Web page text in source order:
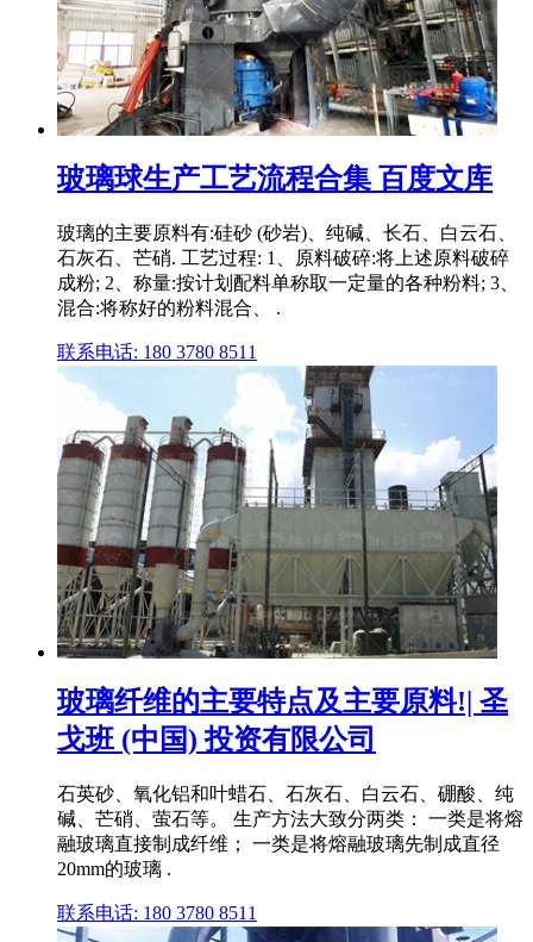
玻璃球生产工艺流程合集 百度文库
玻璃的主要原料有:硅砂 (砂岩)、纯碱、长石、白云石、
石灰石、芒硝. 工艺过程: 1、原料破碎:将上述原料破碎
成粉; 2、称量:按计划配料单称取一定量的各种粉料; 3、
混合:将称好的粉料混合、 .
联系电话: 180 3780 8511
玻璃纤维的主要特点及主要原料!| 圣
戈班 (中国) 投资有限公司
石英砂、氧化铝和叶蜡石、石灰石、白云石、硼酸、纯
碱、芒硝、萤石等。 生产方法大致分两类： 一类是将熔
融玻璃直接制成纤维； 一类是将熔融玻璃先制成直径
20mm的玻璃 .
联系电话: 180 3780 8511